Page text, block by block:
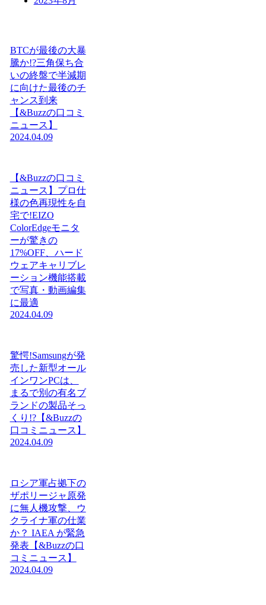
BTCが最後の大暴
騰か!?三角保ち合
いの終盤で半減期
に向けた最後のチ
ャンス到来
【&Buzzの口コミ
ニュース】
2024.04.09
【&Buzzの口コミ
ニュース】プロ仕
様の色再現性を自
宅で!EIZO
ColorEdgeモニタ
ーが驚きの
17%OFF、ハード
ウェアキャリブレ
ーション機能搭載
で写真・動画編集
に最適
2024.04.09
驚愕!Samsungが発
売した新型オール
インワンPCは、
まるで別の有名ブ
ランドの製品そっ
くり!?【&Buzzの
口コミニュース】
2024.04.09
ロシア軍占拠下の
ザポリージャ原発
に無人機攻撃、ウ
クライナ軍の仕業
か？ IAEA が緊急
発表【&Buzzの口
コミニュース】
2024.04.09